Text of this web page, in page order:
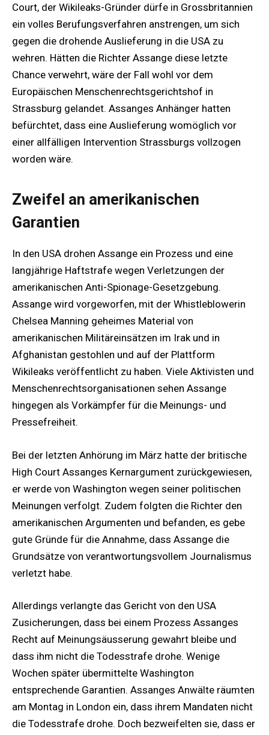
Court, der Wikileaks-Gründer dürfe in Grossbritannien
ein volles Berufungsverfahren anstrengen, um sich
gegen die drohende Auslieferung in die USA zu
wehren. Hätten die Richter Assange diese letzte
Chance verwehrt, wäre der Fall wohl vor dem
Europäischen Menschenrechtsgerichtshof in
Strassburg gelandet. Assanges Anhänger hatten
befürchtet, dass eine Auslieferung womöglich vor
einer allfälligen Intervention Strassburgs vollzogen
worden wäre.
Zweifel an amerikanischen
Garantien
In den USA drohen Assange ein Prozess und eine
langjährige Haftstrafe wegen Verletzungen der
amerikanischen Anti-Spionage-Gesetzgebung.
Assange wird vorgeworfen, mit der Whistleblowerin
Chelsea Manning geheimes Material von
amerikanischen Militäreinsätzen im Irak und in
Afghanistan gestohlen und auf der Plattform
Wikileaks veröffentlicht zu haben. Viele Aktivisten und
Menschenrechtsorganisationen sehen Assange
hingegen als Vorkämpfer für die Meinungs- und
Pressefreiheit.
Bei der letzten Anhörung im März hatte der britische
High Court Assanges Kernargument zurückgewiesen,
er werde von Washington wegen seiner politischen
Meinungen verfolgt. Zudem folgten die Richter den
amerikanischen Argumenten und befanden, es gebe
gute Gründe für die Annahme, dass Assange die
Grundsätze von verantwortungsvollem Journalismus
verletzt habe.
Allerdings verlangte das Gericht von den USA
Zusicherungen, dass bei einem Prozess Assanges
Recht auf Meinungsäusserung gewahrt bleibe und
dass ihm nicht die Todesstrafe drohe. Wenige
Wochen später übermittelte Washington
entsprechende Garantien. Assanges Anwälte räumten
am Montag in London ein, dass ihrem Mandaten nicht
die Todesstrafe drohe. Doch bezweifelten sie, dass er